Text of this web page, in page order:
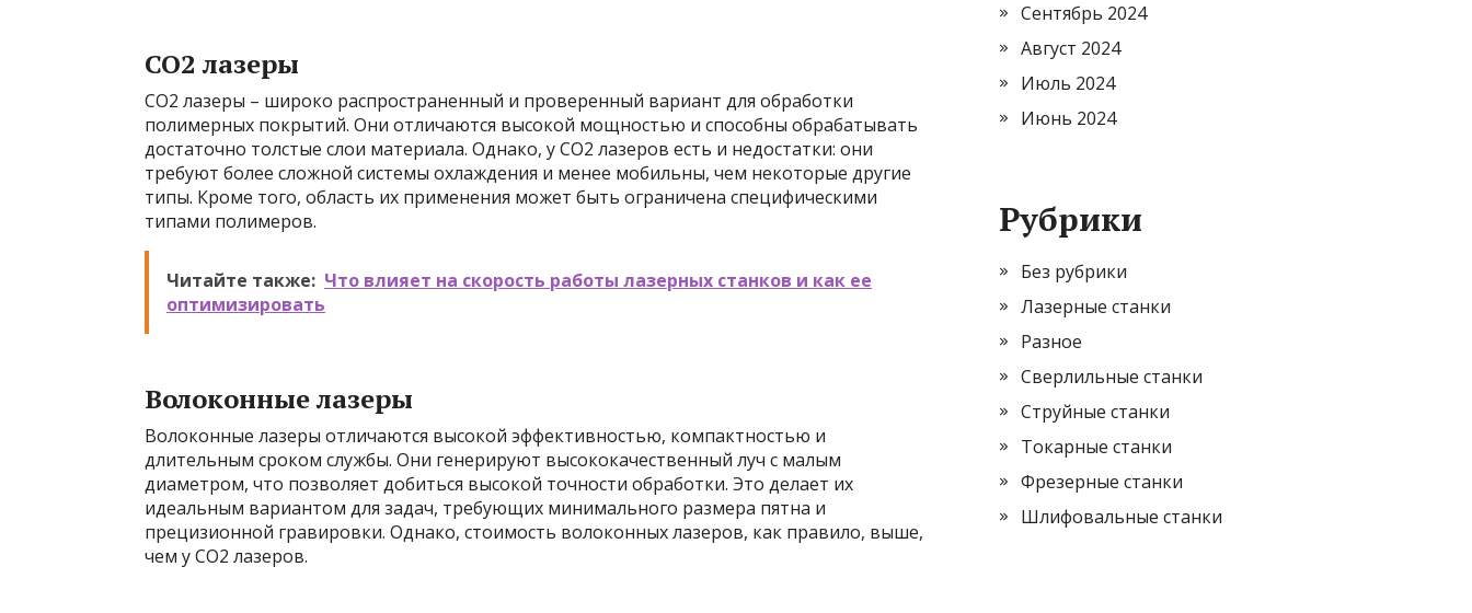
CO2 лазеры
CO2 лазеры – широко распространенный и проверенный вариант для обработки
полимерных покрытий. Они отличаются высокой мощностью и способны обрабатывать
достаточно толстые слои материала. Однако, у CO2 лазеров есть и недостатки: они
требуют более сложной системы охлаждения и менее мобильны, чем некоторые другие
типы. Кроме того, область их применения может быть ограничена специфическими
типами полимеров.
Читайте также: Что влияет на скорость работы лазерных станков и как ее
оптимизировать
Волоконные лазеры
Волоконные лазеры отличаются высокой эффективностью, компактностью и
длительным сроком службы. Они генерируют высококачественный луч с малым
диаметром, что позволяет добиться высокой точности обработки. Это делает их
идеальным вариантом для задач, требующих минимального размера пятна и
прецизионной гравировки. Однако, стоимость волоконных лазеров, как правило, выше,
чем у CO2 лазеров.
Сентябрь 2024
Август 2024
Июль 2024
Июнь 2024
Рубрики
Без рубрики
Лазерные станки
Разное
Сверлильные станки
Струйные станки
Токарные станки
Фрезерные станки
Шлифовальные станки